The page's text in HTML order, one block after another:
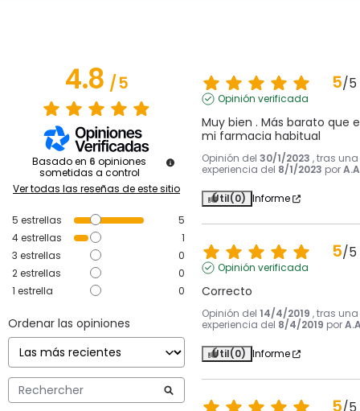
4.8/5
Basado en 6 opiniones
sometidas a control
Ver todas las reseñas de este sitio
5 estrellas
5
4estrellas
1
3 estrellas
0
2estrellas
0
1 estrella 0
Ordenar las opiniones
5/5
Opinión verificada
Muy bien . Más barato que
mi farmacia habitual
Opinión del 30/1/2023 , tras una
experiencia del 8/1/2023 por
Útil(0) Informe
5/5
Opinión verificada
Correcto
Opinión del 14/4/2019 , tras una
experiencia del 8/4/2019 por
Útil(0) Informe
5